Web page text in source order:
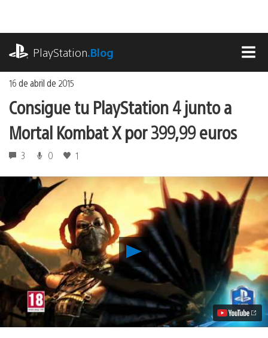
contenido
PlayStation.Blog
16 de abril de 2015
Consigue tu PlayStation 4 junto a
Mortal Kombat X por 399,99 euros
3 0 1
Reproducir
Consigue
tu
PlayStation
4
junto
a
Mortal